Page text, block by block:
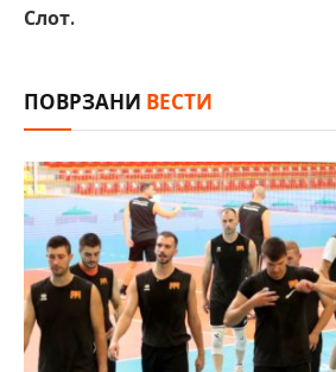
Слот.
ПОВРЗАНИ ВЕСТИ